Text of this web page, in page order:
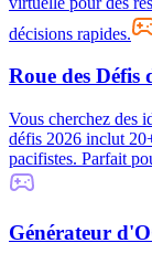
décisions rapides.
Roue des
Vous cherchez des
défis 2026 inclut
pacifistes. Parfait
Générateur